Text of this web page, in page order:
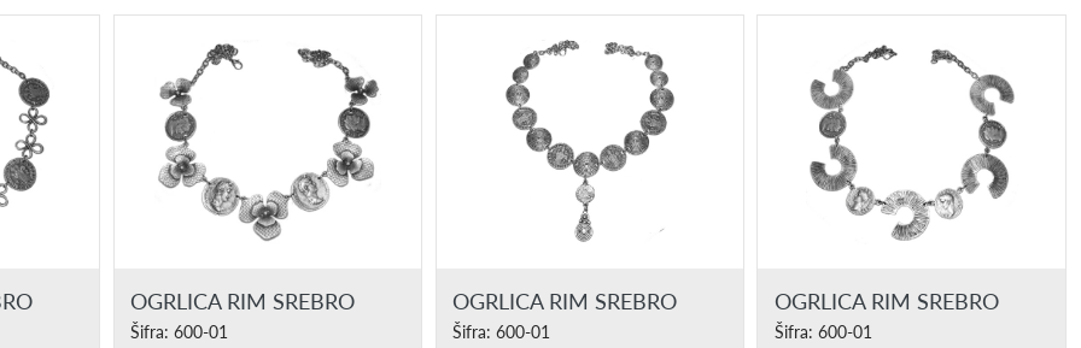
OGRLICA RIM SREBRO
Šifra: 600-01
OGRLICA RIM SREBRO
Šifra: 600-01
OGRLICA RIM SREBRO
Šifra: 600-01